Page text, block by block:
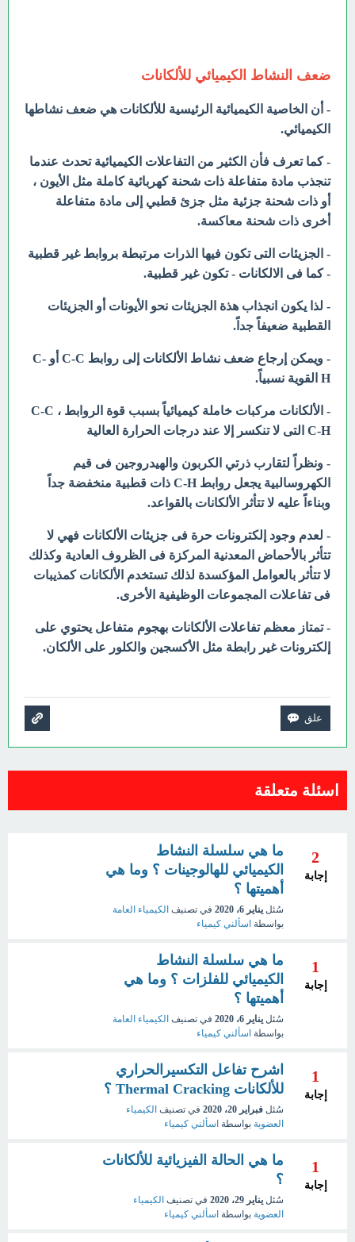
ضعف النشاط الكيميائي للألكانات
- أن الخاصية الكيميائية الرئيسية للألكانات هي ضعف نشاطها
الكيميائي.
- كما تعرف فأن الكثير من التفاعلات الكيميائية تحدث عندما
تنجذب مادة متفاعلة ذات شحنة كهربائية كاملة مثل الأيون ،
أو ذات شحنة جزئية مثل جزئ قطبي إلى مادة متفاعلة
أخرى ذات شحنة معاكسة.
- الجزيئات التى تكون فيها الذرات مرتبطة بروابط غير قطبية
- كما فى الالكانات - تكون غير قطبية.
- لذا يكون انجذاب هذة الجزيئات نحو الأيونات أو الجزيئات
القطبية ضعيفاً جداً.
- ويمكن إرجاع ضعف نشاط الألكانات إلى روابط C-C أو C-
H القوية نسبياً.
- الألكانات مركبات خاملة كيميائياً بسبب قوة الروابط C-C ،
C-H التى لا تنكسر إلا عند درجات الحرارة العالية
- ونظراً لتقارب ذرتي الكربون والهيدروجين فى قيم
الكهروسالبية يجعل روابط C-H ذات قطبية منخفضة جداً
وبناءاً عليه لا تتأثر الألكانات بالقواعد.
- لعدم وجود إلكترونات حرة فى جزيئات الألكانات فهي لا
تتأثر بالأحماض المعدنية المركزة فى الظروف العادية وكذلك
لا تتأثر بالعوامل المؤكسدة لذلك تستخدم الألكانات كمذيبات
فى تفاعلات المجموعات الوظيفية الأخرى.
- تمتاز معظم تفاعلات الألكانات بهجوم متفاعل يحتوي على
إلكترونات غير رابطة مثل الأكسجين والكلور على الألكان.
اسئلة متعلقة
2
إجابة
ما هي سلسلة النشاط
الكيميائي للهالوجينات ؟ وما هي
أهميتها ؟
سُئل يناير 6، 2020 في تصنيف الكيمياء العامة
بواسطة اسألني كيمياء
1
إجابة
ما هي سلسلة النشاط
الكيميائي للفلزات ؟ وما هي
أهميتها ؟
سُئل يناير 6، 2020 في تصنيف الكيمياء العامة
بواسطة اسألني كيمياء
1
إجابة
اشرح تفاعل التكسيرالحراري
للألكانات Thermal Cracking ؟
سُئل فبراير 20، 2020 في تصنيف الكيمياء
العضوية بواسطة اسألني كيمياء
1
إجابة
ما هي الحالة الفيزيائية للألكانات
؟
سُئل يناير 29، 2020 في تصنيف الكيمياء
العضوية بواسطة اسألني كيمياء